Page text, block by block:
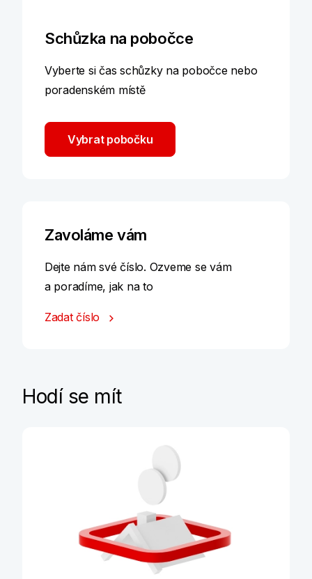
Schůzka na pobočce
Vyberte si čas schůzky na pobočce nebo
poradenském místě
Vybrat pobočku
Zavoláme vám
Dejte nám své číslo. Ozveme se vám
a poradíme, jak na to
Zadat číslo
Hodí se mít